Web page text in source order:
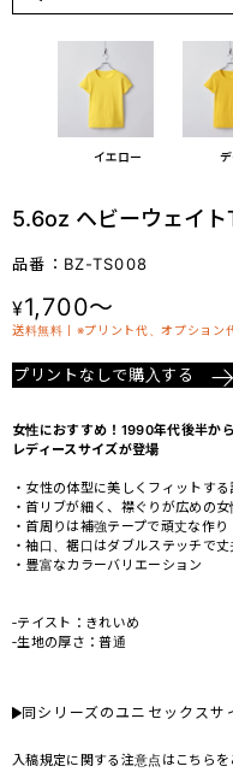
イエロー
5.6oz ヘビーウェイト
品番：BZ-TS008
¥1,700～
送料無料丨※プリント代、オプション
プリントなしで購入する
女性におすすめ！1990年代後半か
レディースサイズが登場
・女性の体型に美しくフィットす
・首リブが細く、襟ぐりが広めの
・首周りは補強テープで頑丈な作り
・袖口、裾口はダブルステッチで丈
・豊富なカラーバリエーション
‐テイスト：きれいめ
‐生地の厚さ：普通
同シリーズのユニセックスサ
入稿規定に関する注意点は こちら を